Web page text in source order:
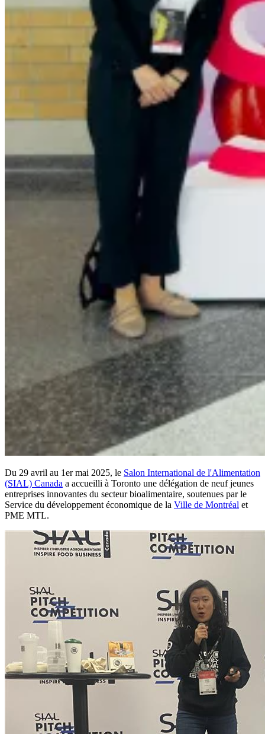
Du 29 avril au 1er mai 2025, le Salon International de l'Alimentation
(SIAL) Canada a accueilli à Toronto une délégation de neuf jeunes
entreprises innovantes du secteur bioalimentaire, soutenues par le
Service du développement économique de la Ville de Montréal et
PME MTL.